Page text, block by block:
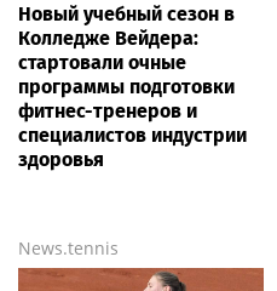
Новый учебный сезон в
Колледже Вейдера:
стартовали очные
программы подготовки
фитнес-тренеров и
специалистов индустрии
здоровья
News.tennis